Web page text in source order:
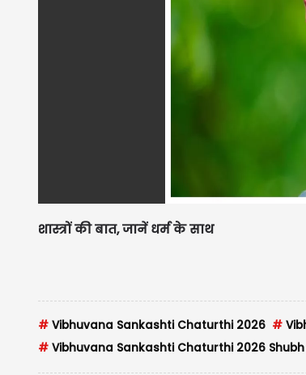
शास्त्रों की बात, जानें धर्म के साथ
# Vibhuvana Sankashti Chaturthi 2026 #
# Vibhuvana Sankashti Chaturthi 2026